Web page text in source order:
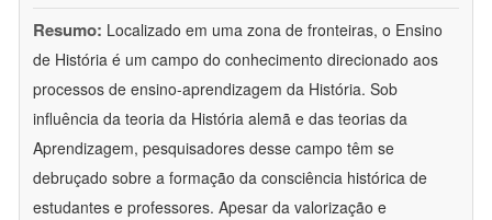
Resumo: Localizado em uma zona de fronteiras, o Ensino
de História é um campo do conhecimento direcionado aos
processos de ensino-aprendizagem da História. Sob
influência da teoria da História alemã e das teorias da
Aprendizagem, pesquisadores desse campo têm se
debruçado sobre a formação da consciência histórica de
estudantes e professores. Apesar da valorização e